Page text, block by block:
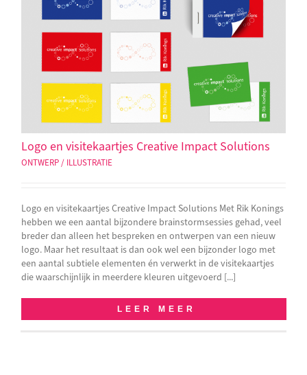
Logo en visitekaartjes Creative Impact Solutions
ONTWERP / ILLUSTRATIE
Logo en visitekaartjes Creative Impact Solutions Met Rik Konings
hebben we een aantal bijzondere brainstormsessies gehad, veel
breder dan alleen het bespreken en ontwerpen van een nieuw
logo. Maar het resultaat is dan ook wel een bijzonder logo met
een aantal subtiele elementen én verwerkt in de visitekaartjes
die waarschijnlijk in meerdere kleuren uitgevoerd [...]
LEER MEER